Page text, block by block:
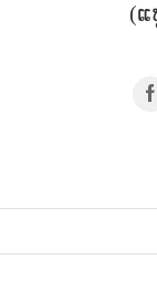
(ແ